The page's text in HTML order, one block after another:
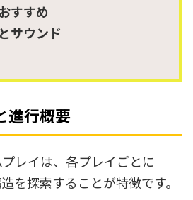
すすめ
サウンド
進行概要
プレイは、各プレイごとに
を探索することが特徴です。